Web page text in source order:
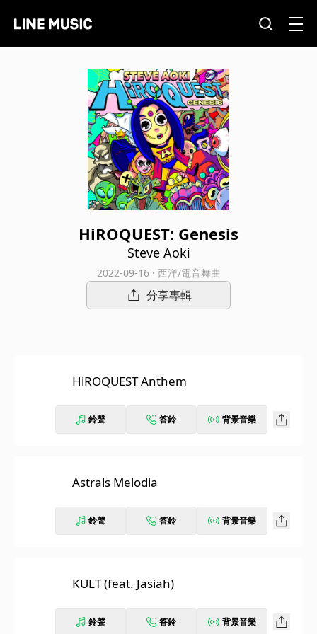
HiROQUEST: Genesis
Steve Aoki
2022-09-16 · 西洋/電音舞曲
分享專輯
HiROQUEST Anthem
鈴聲 答鈴 背景音樂
Astrals Melodia
鈴聲 答鈴 背景音樂
KULT (feat. Jasiah)
鈴聲 答鈴 背景音樂